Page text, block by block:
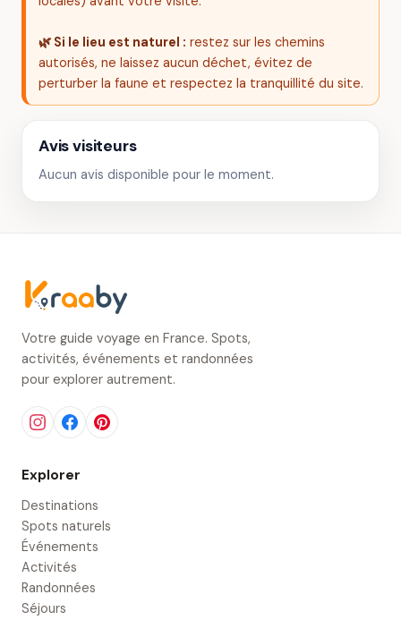
🌿 Si le lieu est naturel : restez sur les chemins
autorisés, ne laissez aucun déchet, évitez de
perturber la faune et respectez la tranquillité du site.
Avis visiteurs
Aucun avis disponible pour le moment.
Votre guide voyage en France. Spots,
activités, événements et randonnées
pour explorer autrement.
Explorer
Destinations
Spots naturels
Événements
Activités
Randonnées
Séjours